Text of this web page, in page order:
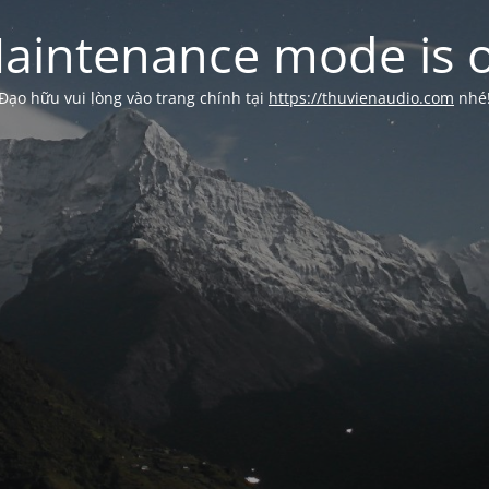
mode is
hữu vui lòng vào trang chính tại https://thuvienaudio.com